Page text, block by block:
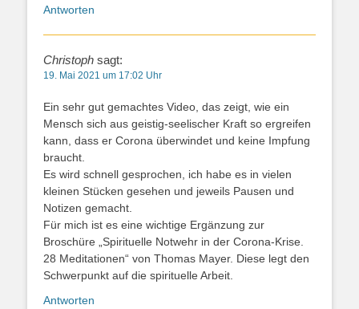
Antworten
Christoph sagt:
19. Mai 2021 um 17:02 Uhr
Ein sehr gut gemachtes Video, das zeigt, wie ein
Mensch sich aus geistig-seelischer Kraft so ergreifen
kann, dass er Corona überwindet und keine Impfung
braucht.
Es wird schnell gesprochen, ich habe es in vielen
kleinen Stücken gesehen und jeweils Pausen und
Notizen gemacht.
Für mich ist es eine wichtige Ergänzung zur
Broschüre „Spirituelle Notwehr in der Corona-Krise.
28 Meditationen“ von Thomas Mayer. Diese legt den
Schwerpunkt auf die spirituelle Arbeit.
Antworten